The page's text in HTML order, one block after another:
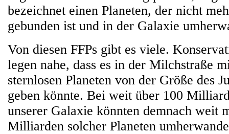
bezeichnet einen Planeten, der nicht
gebunden ist und in der Galaxie
Von diesen FFPs gibt es viele.
legen nahe, dass es in der Milchstraße
sternlosen Planeten von der Größe des
geben könnte. Bei weit über 100
unserer Galaxie könnten demnach weit
Milliarden solcher Planeten